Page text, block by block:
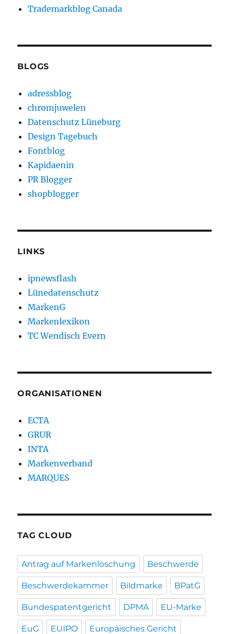
Trademarkblog Canada
BLOGS
adressblog
chromjuwelen
Datenschutz Lüneburg
Design Tagebuch
Fontblog
Kapidaenin
PR Blogger
shopblogger
LINKS
ipnewsflash
Lünedatenschutz
MarkenG
Markenlexikon
TC Wendisch Evern
ORGANISATIONEN
ECTA
GRUR
INTA
Markenverband
MARQUES
TAG CLOUD
Antrag auf Markenlöschung Beschwerde
Beschwerdekammer Bildmarke BPatG
Bundespatentgericht DPMA EU-Marke
EuG EUIPO Europäisches Gericht